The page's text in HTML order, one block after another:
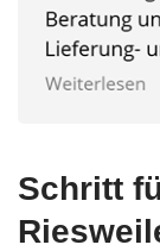
Schritt